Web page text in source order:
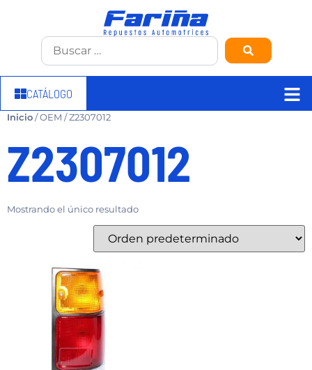
CATÁLOGO
Inicio/ OEM / Z2307012
Z2307012
Mostrando el único resultado